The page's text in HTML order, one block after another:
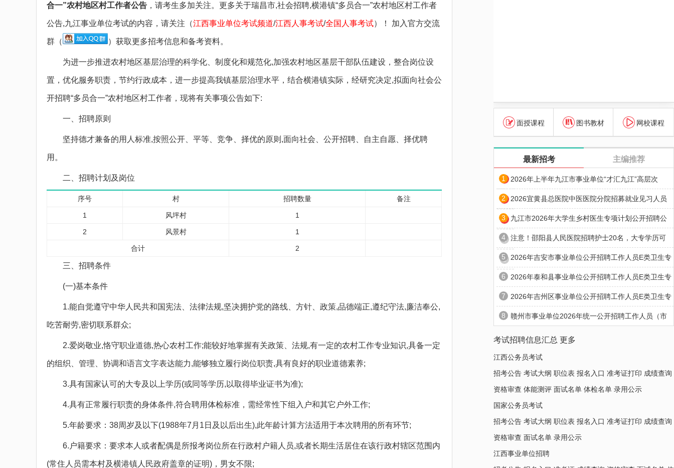
合一”农村地区村工作者公告 ，请考生多加关注。更多关于瑞昌市,社会招聘,横港镇“多员合一”农村地区村工作者
公告,九江事业单位考试的内容，请关注（江西事业单位考试频道/江西人事考试/全国人事考试）！ 加入官方交流
群（ ）获取更多招考信息和备考资料。
为进一步推进农村地区基层治理的科学化、制度化和规范化,加强农村地区基层干部队伍建设，整合岗位设
置，优化服务职责，节约行政成本，进一步提高我镇基层治理水平，结合横港镇实际，经研究决定,拟面向社会公
开招聘“多员合一”农村地区村工作者，现将有关事项公告如下:
一、招聘原则
坚持德才兼备的用人标准,按照公开、平等、竞争、择优的原则,面向社会、公开招聘、自主自愿、择优聘
用。
二、招聘计划及岗位
序号 村 招聘数量 备注
1 风坪村 1
2 风景村 1
合计 2
三、招聘条件
(一)基本条件
1.能自觉遵守中华人民共和国宪法、法律法规,坚决拥护党的路线、方针、政策,品德端正,遵纪守法,廉洁奉公,
吃苦耐劳,密切联系群众;
2.爱岗敬业,恪守职业道德,热心农村工作;能较好地掌握有关政策、法规,有一定的农村工作专业知识,具备一定
的组织、管理、协调和语言文字表达能力,能够独立履行岗位职责,具有良好的职业道德素养;
3.具有国家认可的大专及以上学历(或同等学历,以取得毕业证书为准);
4.具有正常履行职责的身体条件,符合聘用体检标准，需经常性下组入户和其它户外工作;
5.年龄要求：38周岁及以下(1988年7月1日及以后出生),此年龄计算方法适用于本次聘用的所有环节;
6.户籍要求：要求本人或者配偶是所报考岗位所在行政村户籍人员,或者长期生活居住在该行政村辖区范围内
(常住人员需本村及横港镇人民政府盖章的证明)，男女不限;
面授课程 图书教材 网校课程
最新招考 主编推荐
1 2026年上半年九江市事业单位“才汇九江”高层次
2 2026宜黄县总医院中医医院分院招募就业见习人员
3 九江市2026年大学生乡村医生专项计划公开招聘公
4 注意！邵阳县人民医院招聘护士20名，大专学历可
5 2026年吉安市事业单位公开招聘工作人员E类卫生专
6 2026年泰和县事业单位公开招聘工作人员E类卫生专
7 2026年吉州区事业单位公开招聘工作人员E类卫生专
8 赣州市事业单位2026年统一公开招聘工作人员（市
考试招聘信息汇总 更多
江西公务员考试
招考公告 考试大纲 职位表 报名入口 准考证打印 成绩查询
资格审查 体能测评 面试名单 体检名单 录用公示
国家公务员考试
招考公告 考试大纲 职位表 报名入口 准考证打印 成绩查询
资格审查 面试名单 录用公示
江西事业单位招聘